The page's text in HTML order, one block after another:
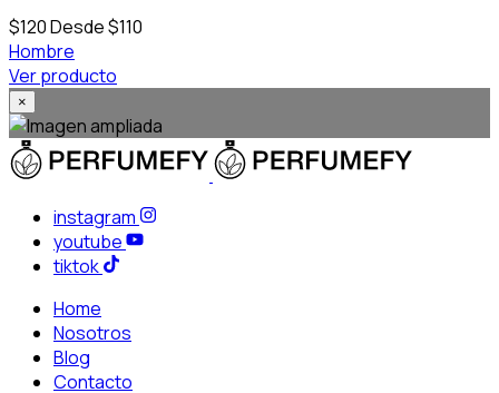
$120Desde $110
Hombre
Ver producto
×
instagram
youtube
tiktok
Home
Nosotros
Blog
Contacto